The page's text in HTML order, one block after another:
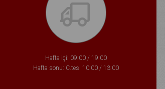
Hafta içi: 09:00 / 19:00
Hafta sonu: C.tesi 10:00 / 13:00